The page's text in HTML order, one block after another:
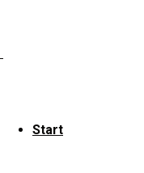
Start